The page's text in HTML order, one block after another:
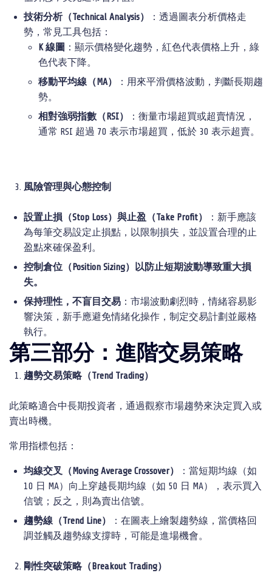
技術分析（Technical Analysis）
：透過圖表分析價格走
勢，常見工具包括：
K線圖 ：顯示價格變化趨勢，紅色代表價格上升，綠
色代表下降。
移動平均線（ MA）
：用來平滑價格波動，判斷長期趨
勢。
相對強弱指數（ RSI）
：衡量市場超買或超賣情況，
通常 RSI 超過 70 表示市場超買，低於 30 表示超賣。
風險管理與心態控制
設置止損（Stop Loss）與止盈（Take Profit）
：新手應該
為每筆交易設定止損點，以限制損失，並設置合理的止
盈點來確保盈利。
控制倉位（ Position Sizing） 以防止短期波動導致重大損
失。
保持理性，不盲目交易 ：市場波動劇烈時，情緒容易影
響決策，新手應避免情緒化操作，制定交易計劃並嚴格
執行。
第三部分：進階交易策略
趨勢交易策略（Trend Trading）
此策略適合中長期投資者，通過觀察市場趨勢來決定買入或
賣出時機。
常用指標包括：
均線交叉（ Moving Average Crossover）
：當短期均線（如
10 日 MA）向上穿越長期均線（如 50 日 MA），表示買入
信號；反之，則為賣出信號。
趨勢線（Trend Line）
：在圖表上繪製趨勢線，當價格回
調並觸及趨勢線支撐時，可能是進場機會。
剛性突破策略（ Breakout Trading）